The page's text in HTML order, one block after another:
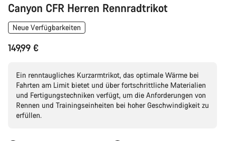
Canyon CFR Herren Rennradtrikot
Neue Verfügbarkeiten
149,99 €
Ein renntaugliches Kurzarmtrikot, das optimale Wärme bei
Fahrten am Limit bietet und über fortschrittliche Materialien
und Fertigungstechniken verfügt, um die Anforderungen von
Rennen und Trainingseinheiten bei hoher Geschwindigkeit zu
erfüllen.